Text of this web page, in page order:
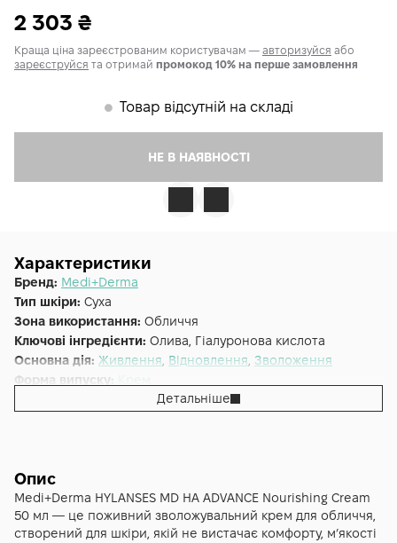
2 303 ₴
Краща ціна зареєстрованим користувачам — авторизуйся або
зареєструйся та отримай промокод 10% на перше замовлення
𒊹 Товар відсутній на складі
НЕ В НАЯВНОСТІ
Характеристики
Бренд: Medi+Derma
Тип шкіри: Суха
Зона використання: Обличчя
Ключові інгредієнти: Олива, Гіалуронова кислота
Основна дія: Живлення Відновлення Зволоження
Форма випуску:
Детальніше
Опис
Medi+Derma HYLANSES MD HA ADVANCE Nourishing Cream
50 мл — це поживний зволожувальний крем для обличчя,
створений для шкіри, якій не вистачає комфорту, м’якості